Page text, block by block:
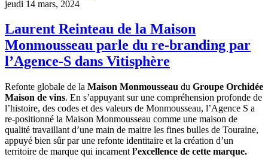
jeudi 14 mars, 2024
Laurent Reinteau de la Maison
Monmousseau parle du re-branding par
l’Agence-S dans Vitisphère
Refonte globale de la Maison Monmousseau du Groupe Orchidée
Maison de vins. En s’appuyant sur une compréhension profonde de
l’histoire, des codes et des valeurs de Monmousseau, l’Agence S a
re-positionné la Maison Monmousseau comme une maison de
qualité travaillant d’une main de maitre les fines bulles de Touraine,
appuyé bien sûr par une refonte identitaire et la création d’un
territoire de marque qui incarnent l’excellence de cette marque.